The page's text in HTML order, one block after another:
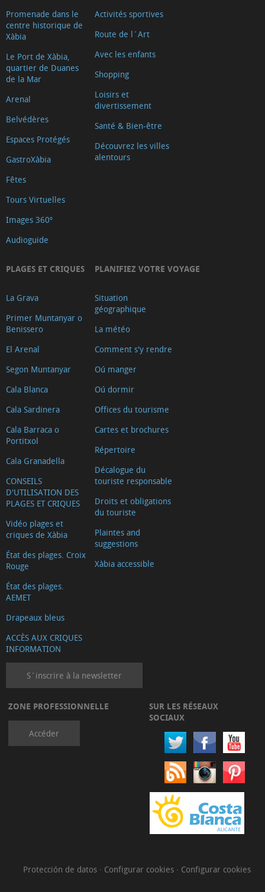
Promenade dans le
centre historique de
Xàbia
Le Port de Xàbia,
quartier de Duanes
de la Mar
Arenal
Belvédères
Espaces Protégés
GastroXàbia
Fêtes
Tours Virtuelles
Images 360º
Audioguide
Activités sportives
Route de l´Art
Avec les enfants
Shopping
Loisirs et
divertissement
Santé & Bien-être
Découvrez les villes
alentours
PLAGES ET CRIQUES
La Grava
Primer Muntanyar o
Benissero
El Arenal
Segon Muntanyar
Cala Blanca
Cala Sardinera
Cala Barraca o
Portitxol
Cala Granadella
CONSEILS
D'UTILISATION DES
PLAGES ET CRIQUES
Vidéo plages et
criques de Xàbia
État des plages. Croix
Rouge
État des plages.
AEMET
Drapeaux bleus
ACCÈS AUX CRIQUES
INFORMATION
PLANIFIEZ VOTRE VOYAGE
Situation
géographique
La météo
Comment s'y rendre
Oú manger
Oú dormir
Offices du tourisme
Cartes et brochures
Répertoire
Décalogue du
touriste responsable
Droits et obligations
du touriste
Plaintes and
suggestions
Xàbia accessible
S´inscrire à la newsletter
ZONE PROFESSIONNELLE
Accéder
SUR LES RÉSEAUX
SOCIAUX
Protección de datos · Configurar cookies · Configurar cookies